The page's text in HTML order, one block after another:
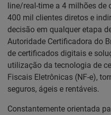
line/real-time a 4 milhões de
400 mil clientes diretos e
decisão em qualquer etapa
Autoridade Certificadora do
de certificados digitais e
utilização da tecnologia de
Fiscais Eletrônicas (NF-e),
seguros, ágeis e rentáveis.
Constantemente orientada